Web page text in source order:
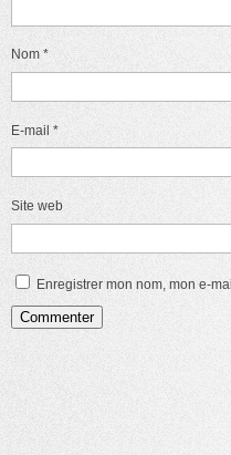
Nom *
E-mail *
Site web
Enregistrer mon nom, mon e-